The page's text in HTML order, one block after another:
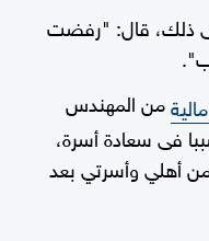
ذلك، قال: "رفضت
من المهندس
فى سعادة أسرة،
أهلي وأسرتي بعد